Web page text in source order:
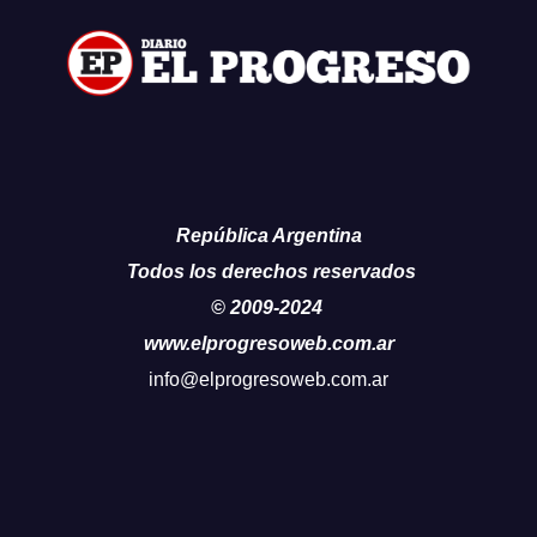
República Argentina
Todos los derechos reservados
© 2009-2024
www.elprogresoweb.com.ar
info@elprogresoweb.com.ar